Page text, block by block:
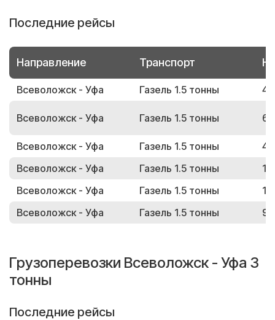
Последние рейсы
Направление Транспорт
Всеволожск - Уфа Газель 1.5 тонны
Всеволожск - Уфа Газель 1.5 тонны
Всеволожск - Уфа Газель 1.5 тонны
Всеволожск - Уфа
Газель 1.5 тонны
Всеволожск - Уфа
Газель 1.5 тонны
Всеволожск - Уфа
Газель 1.5 тонны
Грузоперевозки Всеволожск - Уфа 3
тонны
Последние рейсы